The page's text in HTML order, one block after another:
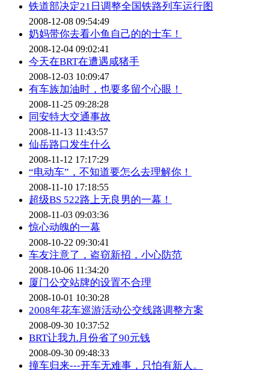
铁道部决定21日调整全国铁路列车运行图
2008-12-08 09:54:49
奶妈带你去看小鱼自己的的士车！
2008-12-04 09:02:41
今天在BRT在遭遇咸猪手
2008-12-03 10:09:47
有车族加油时，也要多留个心眼！
2008-11-25 09:28:28
同安特大交通事故
2008-11-13 11:43:57
仙岳路口发生什么
2008-11-12 17:17:29
“电动车”，不知道要怎么去理解你！
2008-11-10 17:18:55
超级BS 522路上无良男的一幕！
2008-11-03 09:03:36
惊心动魄的一幕
2008-10-22 09:30:41
车友注意了，盗窃新招，小心防范
2008-10-06 11:34:20
厦门公交站牌的设置不合理
2008-10-01 10:30:28
2008年花车巡游活动公交线路调整方案
2008-09-30 10:37:52
BRT让我九月份省了90元钱
2008-09-30 09:48:33
撞车归来---开车无难事，只怕有新人。